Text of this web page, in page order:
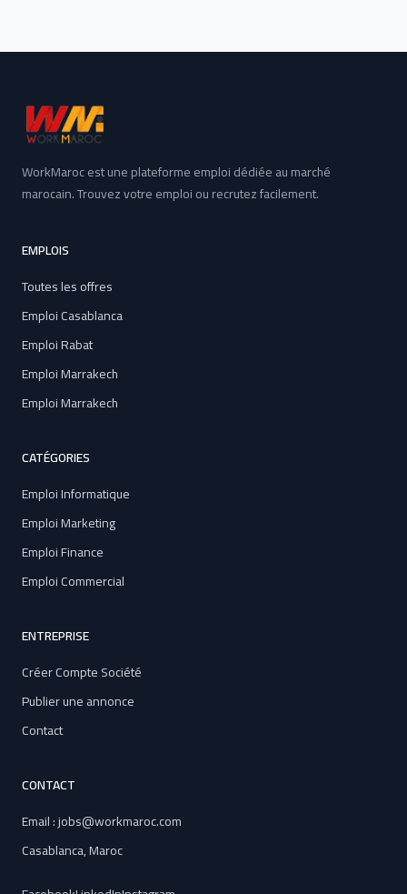
WorkMaroc est une plateforme emploi dédiée au marché
marocain. Trouvez votre emploi ou recrutez facilement.
EMPLOIS
Toutes les offres
Emploi Casablanca
Emploi Rabat
Emploi Marrakech
Emploi Marrakech
CATÉGORIES
Emploi Informatique
Emploi Marketing
Emploi Finance
Emploi Commercial
ENTREPRISE
Créer Compte Société
Publier une annonce
Contact
CONTACT
Email : jobs@workmaroc.com
Casablanca, Maroc